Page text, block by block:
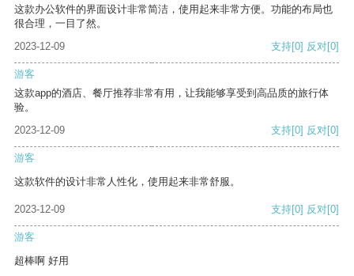
这款办公软件的界面设计非常简洁，使用起来非常方便。功能的布局也
很合理，一目了然。
2023-12-09
支持[0] 反对[0]
游客
这款app的酒店、餐厅推荐非常有用，让我能够享受到高品质的旅行体
验。
2023-12-09
支持[0] 反对[0]
游客
这款软件的设计非常人性化，使用起来非常舒服。
2023-12-09 支持[0] 反对[0]
游客
超棒啊 好用